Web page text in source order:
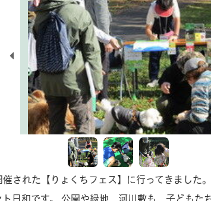
催された【りょくちフェス】に行ってきました
日和です。 公園や緑地，河川敷も，子どもた